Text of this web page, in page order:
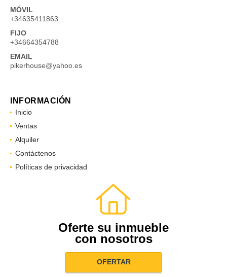
MÓVIL
+34635411863
FIJO
+34664354788
EMAIL
pikerhouse@yahoo.es
INFORMACIÓN
Inicio
Ventas
Alquiler
Contáctenos
Políticas de privacidad
Oferte su inmueble
con nosotros
OFERTAR